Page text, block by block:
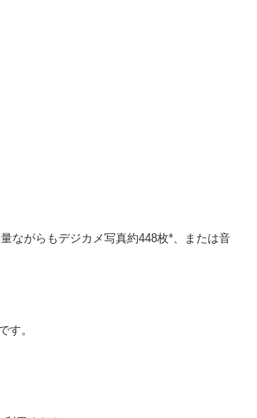
ながらもデジカメ写真約448枚*、または音
す。